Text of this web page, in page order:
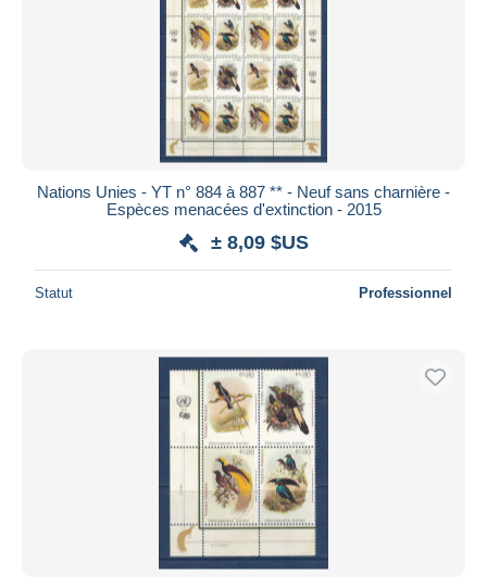
Nations Unies - YT n° 884 à 887 ** - Neuf sans charnière -
Espèces menacées d'extinction - 2015
± 8,09 $US
Statut Professionnel